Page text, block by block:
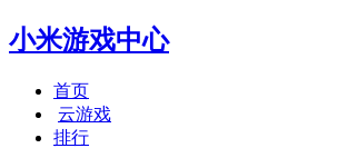
小米游戏中心
首页
云游戏
排行